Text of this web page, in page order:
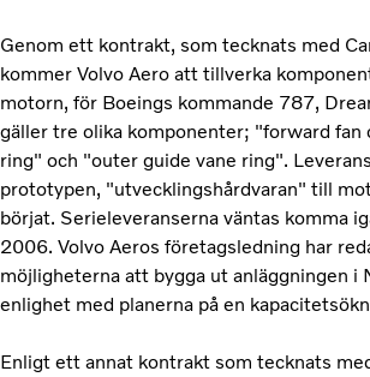
Genom ett kontrakt, som tecknats med
kommer Volvo Aero att tillverka
motorn, för Boeings kommande 787,
gäller tre olika komponenter; "forward fan
ring" och "outer guide vane ring".
prototypen, "utvecklingshårdvaran" till
börjat. Serieleveranserna väntas komma
2006. Volvo Aeros företagsledning har
möjligheterna att bygga ut anläggningen i
enlighet med planerna på en
Enligt ett annat kontrakt som tecknats